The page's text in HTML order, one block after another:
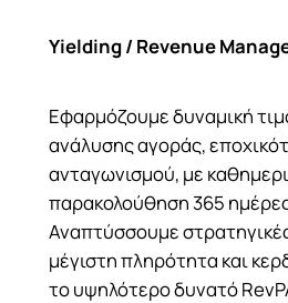
Yielding / Revenue
Εφαρμόζουμε δυναμική
ανάλυσης αγοράς,
ανταγωνισμού, με
παρακολούθηση 365
Αναπτύσσουμε
μέγιστη πληρότητα και
το υψηλότερο δυνατό